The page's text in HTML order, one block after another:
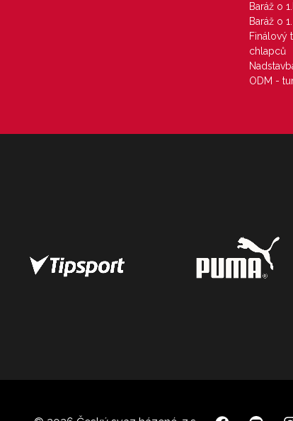
Baráž o
Baráž o
Finálový
chlapců
ODM -